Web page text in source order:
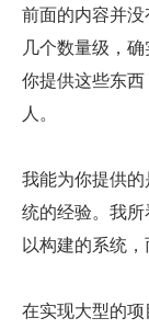
前面的内容并
几个数量级，
你提供这些东
人。
我能为你提供
统的经验。我
以构建的系统，
在实现大型的